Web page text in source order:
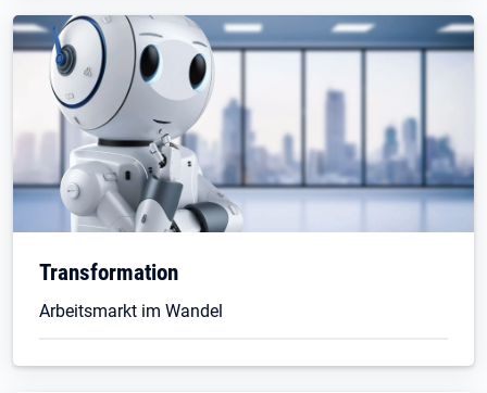
Transformation
Arbeitsmarkt im Wandel